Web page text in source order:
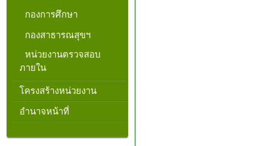
กองการศึกษา
กองสาธารณสุขฯ
หน่วยงานตรวจสอบ
ภายใน
โครงสร้างหน่วยงาน​
อำนาจหน้าที่